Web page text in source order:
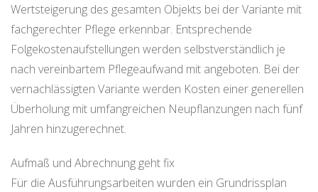
Wertsteigerung des gesamten Objekts bei der Variante mit
fachgerechter Pflege erkennbar. Entsprechende
Folgekostenaufstellungen werden selbstverständlich je
nach vereinbartem Pflegeaufwand mit angeboten. Bei der
vernachlässigten Variante werden Kosten einer generellen
Überholung mit umfangreichen Neupflanzungen nach fünf
Jahren hinzugerechnet.
Aufmaß und Abrechnung geht fix
Für die Ausführungsarbeiten wurden ein Grundrissplan